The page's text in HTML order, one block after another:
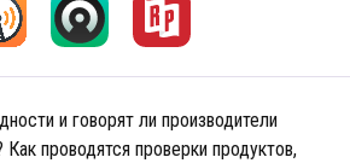
и говорят ли производители
проводятся проверки продуктов,